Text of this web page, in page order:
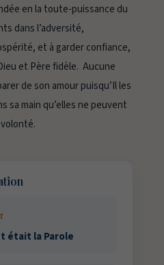
en la toute-puissance du
dans l’adversité,
et à garder confiance,
et Père fidèle. Aucune
de son amour puisqu’Il les
main qu’elles ne peuvent
était la Parole